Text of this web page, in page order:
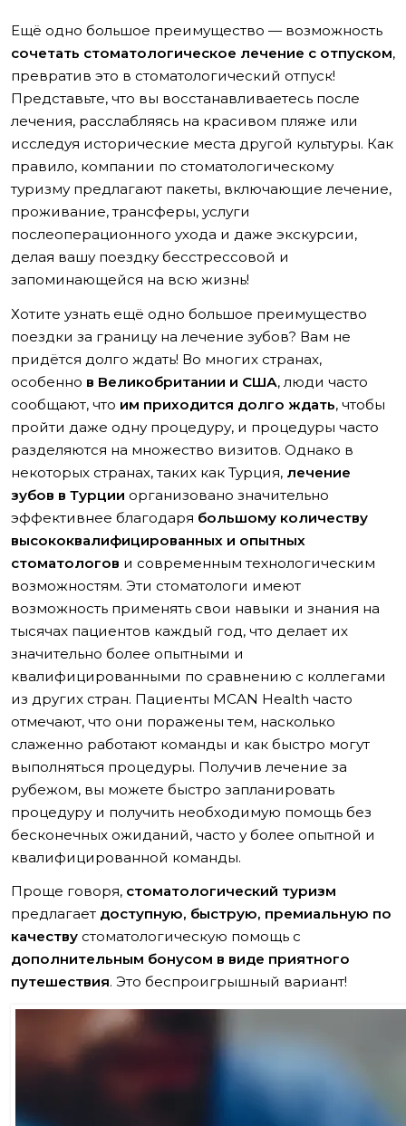
Ещё одно большое преимущество — возможность
сочетать стоматологическое лечение с отпуском,
превратив это в стоматологический отпуск!
Представьте, что вы восстанавливаетесь после
лечения, расслабляясь на красивом пляже или
исследуя исторические места другой культуры. Как
правило, компании по стоматологическому
туризму предлагают пакеты, включающие лечение,
проживание, трансферы, услуги
послеоперационного ухода и даже экскурсии,
делая вашу поездку бесстрессовой и
запоминающейся на всю жизнь!
Хотите узнать ещё одно большое преимущество
поездки за границу на лечение зубов? Вам не
придётся долго ждать! Во многих странах,
особенно в Великобритании и США, люди часто
сообщают, что им приходится долго ждать, чтобы
пройти даже одну процедуру, и процедуры часто
разделяются на множество визитов. Однако в
некоторых странах, таких как Турция, лечение
зубов в Турции организовано значительно
эффективнее благодаря большому количеству
высококвалифицированных и опытных
стоматологов и современным технологическим
возможностям. Эти стоматологи имеют
возможность применять свои навыки и знания на
тысячах пациентов каждый год, что делает их
значительно более опытными и
квалифицированными по сравнению с коллегами
из других стран. Пациенты MCAN Health часто
отмечают, что они поражены тем, насколько
слаженно работают команды и как быстро могут
выполняться процедуры. Получив лечение за
рубежом, вы можете быстро запланировать
процедуру и получить необходимую помощь без
бесконечных ожиданий, часто у более опытной и
квалифицированной команды.
Проще говоря, стоматологический туризм
предлагает доступную, быструю, премиальную по
качеству стоматологическую помощь с
дополнительным бонусом в виде приятного
путешествия. Это беспроигрышный вариант!